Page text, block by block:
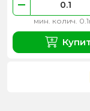
мин. колич.